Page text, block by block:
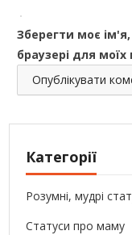
Зберегти моє
браузері для
Категорії
Розумні, мудрі
Статуси про маму